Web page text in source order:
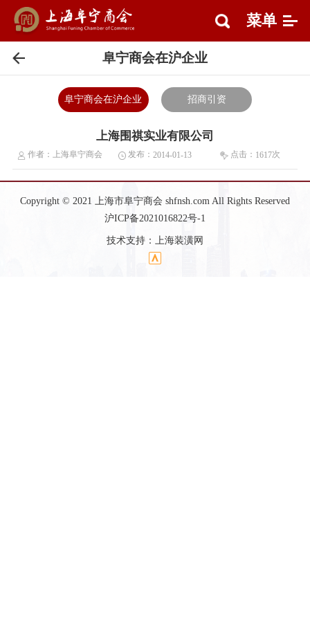
菜单
阜宁商会在沪企业
阜宁商会在沪企业 招商引资
上海围祺实业有限公司
作者： 上海阜宁商会 发布： 2014-01-13 点击： 1617次
Copyright © 2021 上海市阜宁商会 shfnsh.com All Rights Reserved
沪ICP备2021016822号-1
技术支持： 上海装潢网